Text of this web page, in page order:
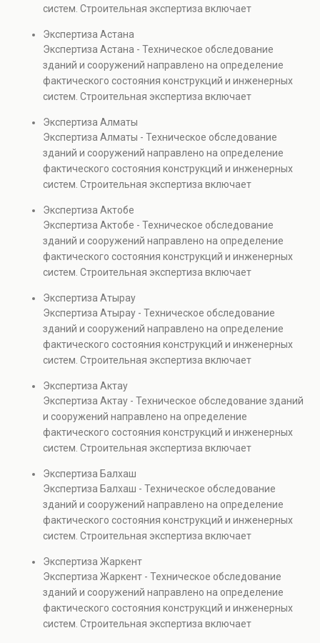
систем. Строительная экспертиза включает
элементов и оценку эксплуатационной безопасности.
Услуга востребована при покупке недвижимости,
капитальном ремонте и реконструкции объектов, а
также при судебных разбирательствах и технических
проверках.
Экспертиза Астана
Экспертиза Астана - Техническое обследование
зданий и сооружений направлено на определение
фактического состояния конструкций и инженерных
систем. Строительная экспертиза включает
элементов и оценку эксплуатационной безопасности.
Услуга востребована при покупке недвижимости,
капитальном ремонте и реконструкции объектов, а
также при судебных разбирательствах и технических
проверках.
Экспертиза Алматы
Экспертиза Алматы - Техническое обследование
зданий и сооружений направлено на определение
фактического состояния конструкций и инженерных
систем. Строительная экспертиза включает
элементов и оценку эксплуатационной безопасности.
Услуга востребована при покупке недвижимости,
капитальном ремонте и реконструкции объектов, а
также при судебных разбирательствах и технических
проверках.
Экспертиза Актобе
Экспертиза Актобе - Техническое обследование
зданий и сооружений направлено на определение
фактического состояния конструкций и инженерных
систем. Строительная экспертиза включает
элементов и оценку эксплуатационной безопасности.
Услуга востребована при покупке недвижимости,
капитальном ремонте и реконструкции объектов, а
также при судебных разбирательствах и технических
проверках.
Экспертиза Атырау
Экспертиза Атырау - Техническое обследование
зданий и сооружений направлено на определение
фактического состояния конструкций и инженерных
систем. Строительная экспертиза включает
элементов и оценку эксплуатационной безопасности.
Услуга востребована при покупке недвижимости,
капитальном ремонте и реконструкции объектов, а
также при судебных разбирательствах и технических
проверках.
Экспертиза Актау
Экспертиза Актау - Техническое обследование зданий
и сооружений направлено на определение
фактического состояния конструкций и инженерных
систем. Строительная экспертиза включает
элементов и оценку эксплуатационной безопасности.
Услуга востребована при покупке недвижимости,
капитальном ремонте и реконструкции объектов, а
также при судебных разбирательствах и технических
проверках.
Экспертиза Балхаш
Экспертиза Балхаш - Техническое обследование
зданий и сооружений направлено на определение
фактического состояния конструкций и инженерных
систем. Строительная экспертиза включает
элементов и оценку эксплуатационной безопасности.
Услуга востребована при покупке недвижимости,
капитальном ремонте и реконструкции объектов, а
также при судебных разбирательствах и технических
проверках.
Экспертиза Жаркент
Экспертиза Жаркент - Техническое обследование
зданий и сооружений направлено на определение
фактического состояния конструкций и инженерных
систем. Строительная экспертиза включает